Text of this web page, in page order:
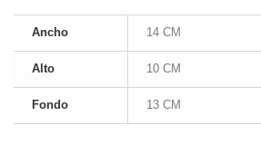
Ancho 14 CM
Alto 10 CM
Fondo 13 CM